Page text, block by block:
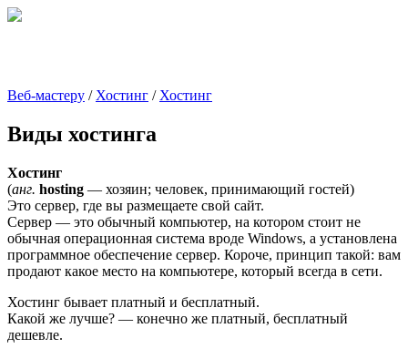
Веб-мастеру / Хостинг / Хостинг
Виды хостинга
Хостинг
(анг. hosting — хозяин; человек, принимающий гостей)
Это сервер, где вы размещаете свой сайт.
Сервер — это обычный компьютер, на котором стоит не
обычная операционная система вроде Windows, а установлена
программное обеспечение сервер. Короче, принцип такой: вам
продают какое место на компьютере, который всегда в сети.
Хостинг бывает платный и бесплатный.
Какой же лучше? — конечно же платный, бесплатный
дешевле.